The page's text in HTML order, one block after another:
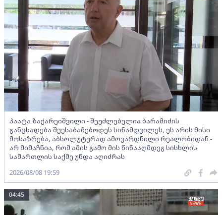
პაატა ზაქარეიშვილი - შეუძლებელია ბარამიძის
განცხადება შეესაბამებოდეს სინამდვილეს, ეს არის მისი
მოსაზრება, აბსოლუტურად ამოვარდნილი რეალობიდან -
არ მიმაჩნია, რომ ამის გამო მის წინააღმდეგ სისხლის
სამართლის საქმე უნდა აღიძრას
2026/08/08 19:59
04:45